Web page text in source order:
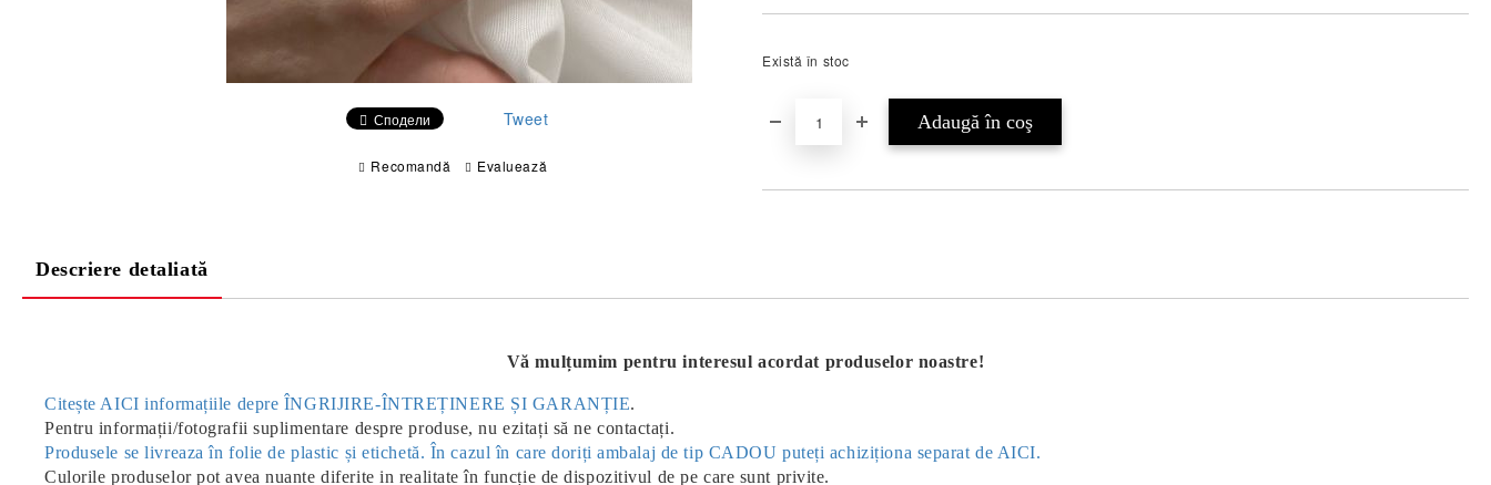
Există în stoc
Сподели Tweet
Recomandă Evaluează
Descriere detaliată
Vă mulțumim pentru interesul acordat produselor noastre!
Citește AICI informațiile depre ÎNGRIJIRE-ÎNTREȚINERE ȘI GARANȚIE.
Pentru informații/fotografii suplimentare despre produse, nu ezitați să ne contactați.
Produsele se livreaza în folie de plastic și etichetă. În cazul în care doriți ambalaj de tip CADOU puteți achiziționa separat de AICI.
Culorile produselor pot avea nuante diferite in realitate în funcție de dispozitivul de pe care sunt privite.